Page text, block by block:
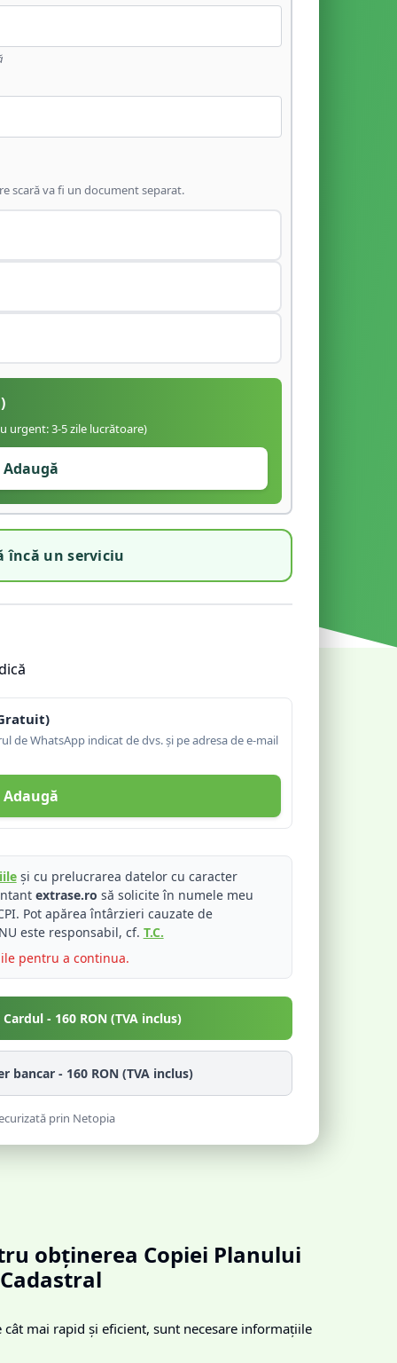
scară va fi un document separat.
urgent: 3-5 zile lucrătoare)
Adaugă
încă un serviciu
de WhatsApp indicat de dvs. și pe adresa de e-mail
Adaugă
și cu prelucrarea datelor cu caracter
extrase.ro să solicite în numele meu
Pot apărea întârzieri cauzate de
este responsabil, cf. T.C.
pentru a continua.
- 160 RON (TVA inclus)
bancar - 160 RON (TVA inclus)
prin Netopia
obținerea Copiei Planului
Cadastral
cât mai rapid și eficient, sunt necesare informațiile